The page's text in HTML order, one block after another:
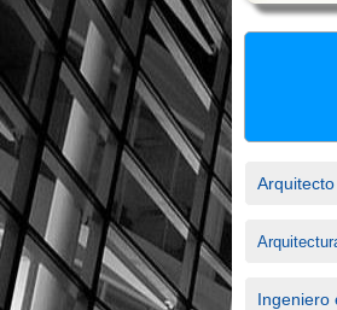
Arquitecto
Ingeniero